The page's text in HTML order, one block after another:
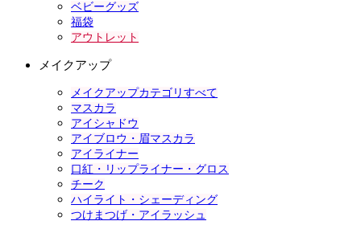
ベビーグッズ
福袋
アウトレット
メイクアップ
メイクアップカテゴリすべて
マスカラ
アイシャドウ
アイブロウ・眉マスカラ
アイライナー
口紅・リップライナー・グロス
チーク
ハイライト・シェーディング
つけまつげ・アイラッシュ